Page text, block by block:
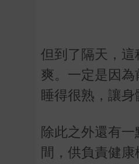
但到了隔天，
爽。一定是因
睡得很熟，讓身
除此之外還有
間，供負責健